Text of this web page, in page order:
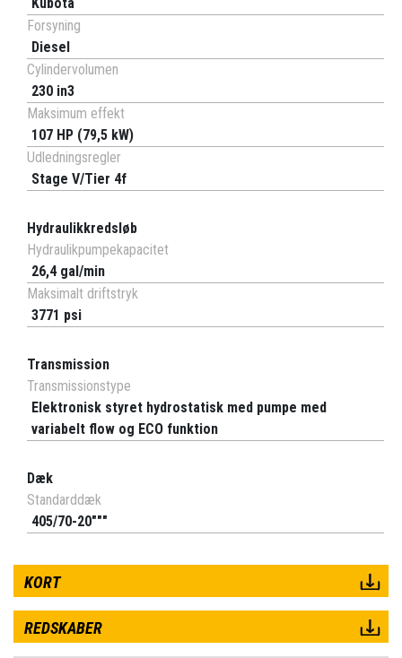
Kubota
Forsyning
Diesel
Cylindervolumen
230 in3
Maksimum effekt
107 HP (79,5 kW)
Udledningsregler
Stage V/Tier 4f
Hydraulikkredsløb
Hydraulikpumpekapacitet
26,4 gal/min
Maksimalt driftstryk
3771 psi
Transmission
Transmissionstype
Elektronisk styret hydrostatisk med pumpe med
variabelt flow og ECO funktion
Dæk
Standarddæk
405/70-20"""
KORT
REDSKABER